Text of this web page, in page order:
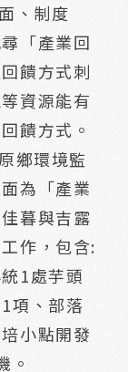
、制度
「產業回
饋方式刺
資源能有
饋方式。
鄉環境監
為「產業
暮與吉露
作，包含:
1處芋頭
項、部落
小點開發
。